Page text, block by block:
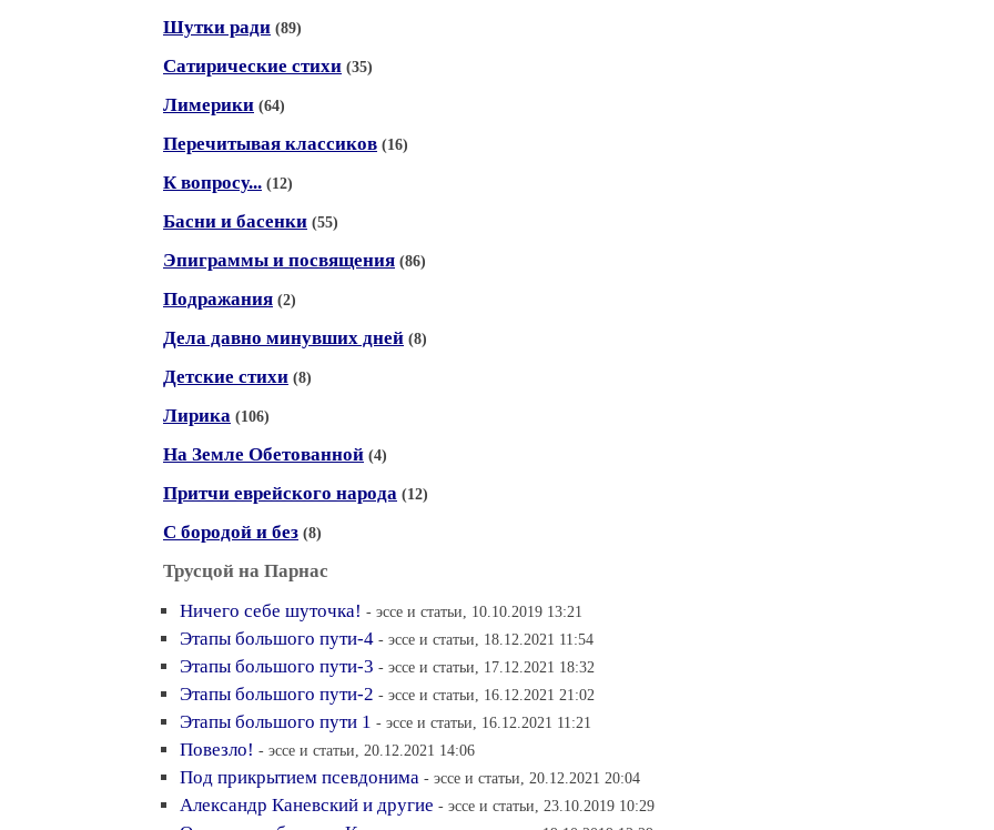
Шутки ради (89)
Сатирические стихи (35)
Лимерики (64)
Перечитывая классиков (16)
К вопросу... (12)
Басни и басенки (55)
Эпиграммы и посвящения (86)
Подражания (2)
Дела давно минувших дней (8)
Детские стихи (8)
Лирика (106)
На Земле Обетованной (4)
Притчи еврейского народа (12)
С бородой и без (8)
Трусцой на Парнас
Ничего себе шуточка! - эссе и статьи, 10.10.2019 13:21
Этапы большого пути-4 - эссе и статьи, 18.12.2021 11:54
Этапы большого пути-3 - эссе и статьи, 17.12.2021 18:32
Этапы большого пути-2 - эссе и статьи, 16.12.2021 21:02
Этапы большого пути 1 - эссе и статьи, 16.12.2021 11:21
Повезло! - эссе и статьи, 20.12.2021 14:06
Под прикрытием псевдонима - эссе и статьи, 20.12.2021 20:04
Александр Каневский и другие - эссе и статьи, 23.10.2019 10:29